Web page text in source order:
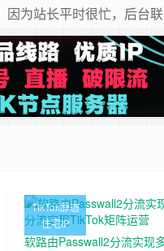
为站长平时很忙，后台
TikTok静态
住宅IP
软路由Passwall2分流实现